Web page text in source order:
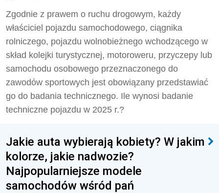
Zgodnie z prawem o ruchu drogowym, każdy
właściciel pojazdu samochodowego, ciągnika
rolniczego, pojazdu wolnobieżnego wchodzącego w
skład kolejki turystycznej, motoroweru, przyczepy lub
samochodu osobowego przeznaczonego do
zawodów sportowych jest obowiązany przedstawiać
go do badania technicznego. Ile wynosi badanie
techniczne pojazdu w 2025 r.?
Jakie auta wybierają kobiety? W jakim
kolorze, jakie nadwozie?
Najpopularniejsze modele
samochodów wśród pań